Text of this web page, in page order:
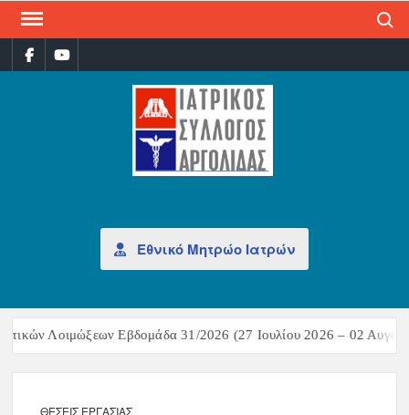
Εθνικό Μητρώο Ιατρών
Λοιμώξεων Εβδομάδα 31/2026 (27 Ιουλίου 2026 – 02
ΘΈΣΕΙΣ ΕΡΓΑΣΊΑΣ